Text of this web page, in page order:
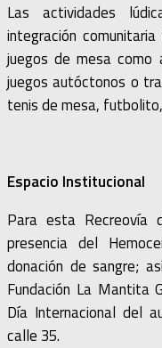
Las actividades
integración
juegos de mesa como
juegos autóctonos o
tenis de mesa,
Espacio Institucional
Para esta
presencia del
donación de sangre;
Fundación La Mantita
Día Internacional del
calle 35.